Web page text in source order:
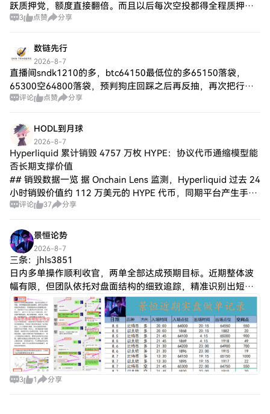
跃质押党，额度直接翻倍。而且以后每次空投都得全程质押，
老玩家权重更高，小额玩家还能去Pendle搞YT池子。 这项目明
3 点赞 分享
数链先行
2026-8-7
直播间sndk1210的多，btc64150最低位的多65150落袋，
65300空64800落袋，预判狗庄回踩之后再反抽，再次把行情
的大部分利润拿下，盘感无敌！目前13连胜！挑战100连胜！
评论 点赞 分享
HODL到月球
2026-8-7
Hyperliquid 累计销毁 4757 万枚 HYPE：协议代币通缩模型能
否长期支撑价值
## 销毁数据一览 据 Onchain Lens 监测，Hyperliquid 过去 24
小时销毁价值约 112 万美元的 HYPE 代币，同期平台产生手续
费 141 万美元（来源：Onchain
评论 37 分享
景恒论势
2026-8-7
三条：jhls3851
日内多单操作顺利收官，两单全部达成预期目标。近期整体波
幅有限，但团队依托对盘面结构的细致追踪，精准识别出短期
拐点，策略衔接顺畅，利润按计划兑现。其中，大饼累计捕捉
1550余点上行空间，二饼同步拿下约4
3 1 分享